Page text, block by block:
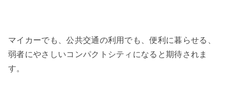
マイカーでも、公共交通の利用でも、便利に暮らせる、
弱者にやさしいコンパクトシティになると期待されま
す。